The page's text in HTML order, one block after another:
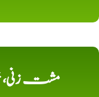
مشت زنی،